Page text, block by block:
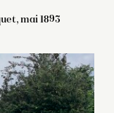
mai 1893